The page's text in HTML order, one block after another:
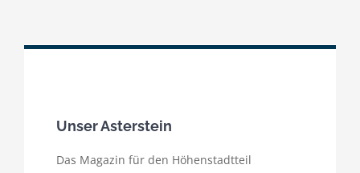
Unser Asterstein
Das Magazin für den Höhenstadtteil